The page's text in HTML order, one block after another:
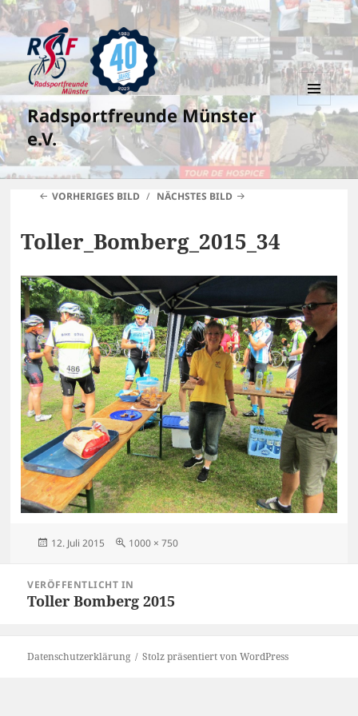
Radsportfreunde Münster
e.V.
MENÜ
UND
WIDGETS
VORHERIGES BILD NÄCHSTES BILD
Toller_Bomberg_2015_34
Veröffentlicht
12. Juli 2015 Originalgröße
1000 × 750
VERÖFFENTLICHT IN
Toller Bomberg 2015
Datenschutzerklärung Stolz präsentiert von WordPress